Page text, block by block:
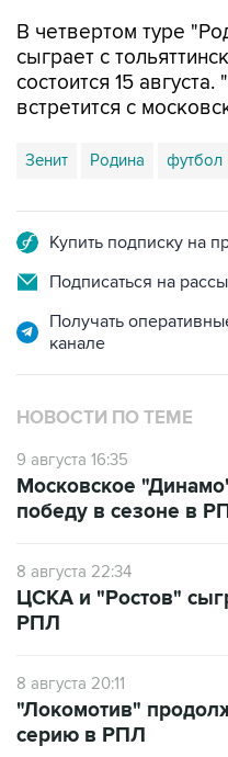
В четвертом туре
сыграет с
состоится 15
встретится с
Зенит Родина футбол
Купить подписку на
Подписаться на
Получать
канале
НОВОСТИ ПО ТЕМЕ
9 августа 16:35
Московское
победу в сезоне в
8 августа 22:34
ЦСКА и "Ростов"
РПЛ
8 августа 20:11
"Локомотив"
серию в РПЛ